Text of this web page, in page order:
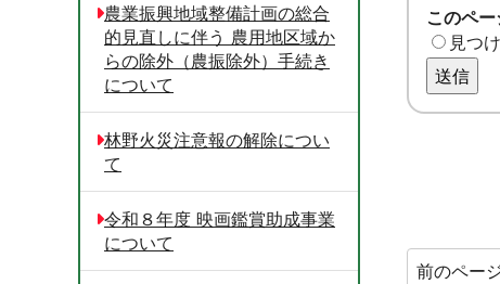
このペ
見つ
送信
前のペー
農業振興地域整備計画の総合
的見直しに伴う 農用地区域か
らの除外（農振除外）手続き
について
林野火災注意報の解除につい
て
令和８年度 映画鑑賞助成事業
について